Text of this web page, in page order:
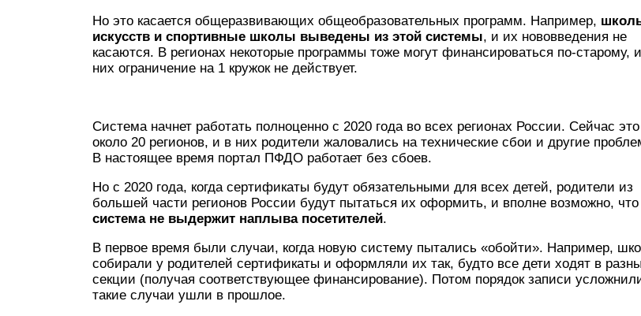
Но это касается общеразвивающих общеобразовательных программ. Например,
искусств и спортивные школы выведены из этой системы, и их нововведения не
касаются. В регионах некоторые программы тоже могут финансироваться по-старому,
них ограничение на 1 кружок не действует.
Система начнет работать полноценно с 2020 года во всех регионах России. Сейчас это
около 20 регионов, и в них родители жаловались на технические сбои и другие
В настоящее время портал ПФДО работает без сбоев.
Но с 2020 года, когда сертификаты будут обязательными для всех детей, родители из
большей части регионов России будут пытаться их оформить, и вполне возможно, что
система не выдержит наплыва посетителей.
В первое время были случаи, когда новую систему пытались «обойти». Например,
собирали у родителей сертификаты и оформляли их так, будто все дети ходят в
секции (получая соответствующее финансирование). Потом порядок записи
такие случаи ушли в прошлое.